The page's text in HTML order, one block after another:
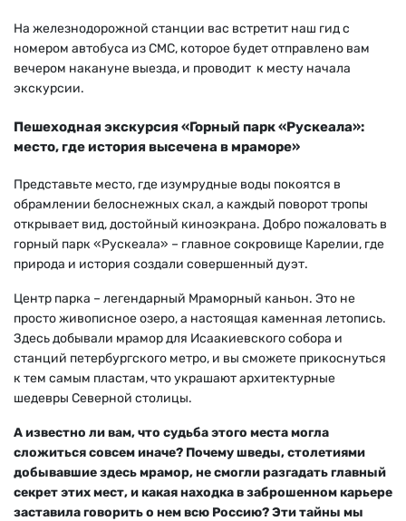
На железнодорожной станции вас встретит наш гид с
номером автобуса из СМС, которое будет отправлено вам
вечером накануне выезда, и проводит к месту начала
экскурсии.
Пешеходная экскурсия «Горный парк «Рускеала»:
место, где история высечена в мраморе»
Представьте место, где изумрудные воды покоятся в
обрамлении белоснежных скал, а каждый поворот тропы
открывает вид, достойный киноэкрана. Добро пожаловать в
горный парк «Рускеала» – главное сокровище Карелии, где
природа и история создали совершенный дуэт.
Центр парка – легендарный Мраморный каньон. Это не
просто живописное озеро, а настоящая каменная летопись.
Здесь добывали мрамор для Исаакиевского собора и
станций петербургского метро, и вы сможете прикоснуться
к тем самым пластам, что украшают архитектурные
шедевры Северной столицы.
А известно ли вам, что судьба этого места могла
сложиться совсем иначе? Почему шведы, столетиями
добывавшие здесь мрамор, не смогли разгадать главный
секрет этих мест, и какая находка в заброшенном карьере
заставила говорить о нем всю Россию? Эти тайны мы